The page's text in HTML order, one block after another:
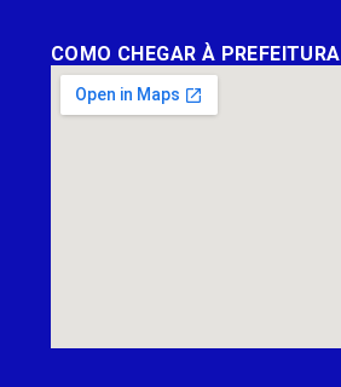
COMO CHEGAR À PREFEITURA